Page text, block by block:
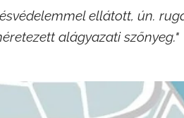
ellátott, ún.
alágyazati szőnyeg."